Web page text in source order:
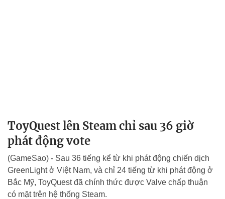
ToyQuest lên Steam chỉ sau 36 giờ
phát động vote
(GameSao) - Sau 36 tiếng kể từ khi phát động chiến dịch
GreenLight ở Việt Nam, và chỉ 24 tiếng từ khi phát động ở
Bắc Mỹ, ToyQuest đã chính thức được Valve chấp thuận
có mặt trên hệ thống Steam.